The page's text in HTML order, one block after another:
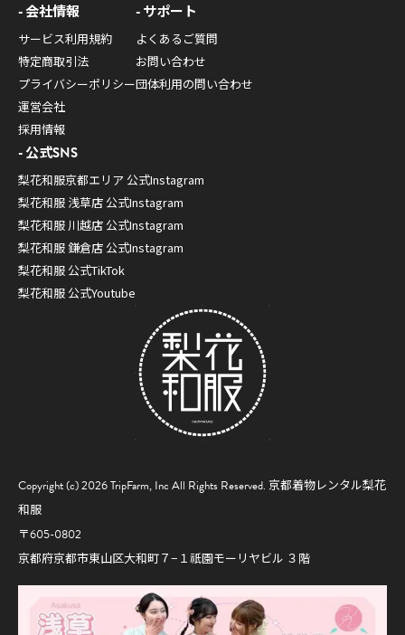
Copyright (c) 2026 TripFarm, Inc All Rights Reserved. 京都着物レンタル梨花
和服
〒605-0802
京都府京都市東山区大和町７−１祇園モーリヤビル ３階
会社情報
サービス利用規約
特定商取引法
プライバシーポリシー
運営会社
採用情報
サポート
よくあるご質問
お問い合わせ
団体利用の問い合わせ
公式SNS
梨花和服京都エリア 公式Instagram
梨花和服 浅草店 公式Instagram
梨花和服 川越店 公式Instagram
梨花和服 鎌倉店 公式Instagram
梨花和服 公式TikTok
梨花和服 公式Youtube